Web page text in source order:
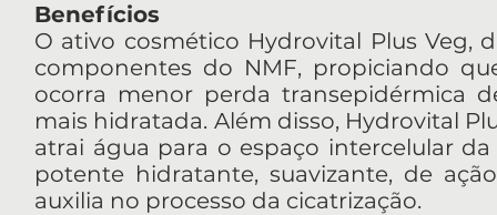
Benefícios
O ativo cosmético Hydrovital Plus Veg,
componentes do NMF, propiciando
ocorra menor perda transepidérmica
mais hidratada. Além disso, Hydrovital
atrai água para o espaço intercelular
potente hidratante, suavizante, de
auxilia no processo da cicatrização.